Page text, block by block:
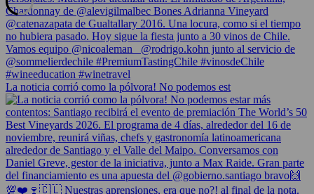
La noticia corrió como la pólvora! No podemos est